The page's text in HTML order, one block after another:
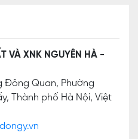
VÀ XNK NGUYÊN HÀ -
Đông Quan, Phường
Thành phố Hà Nội, Việt